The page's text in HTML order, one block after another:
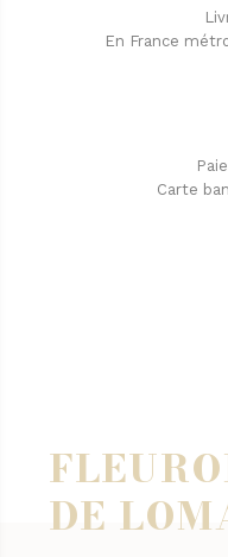
En France
Carte
DE